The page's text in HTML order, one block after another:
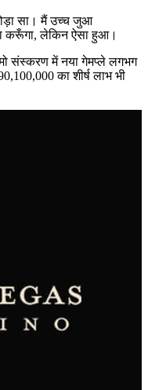
सा। मैं उच्च जुआ
करूँगा, लेकिन ऐसा हुआ।
संस्करण में नया गेमप्ले लगभग
का शीर्ष लाभ भी